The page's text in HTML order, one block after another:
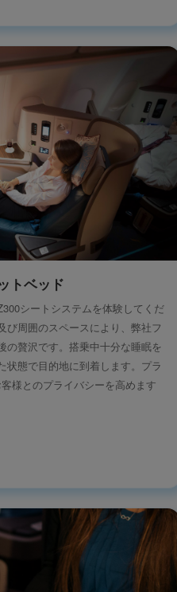
トベッド
シートシステムを体験してくだ
び周囲のスペースにより、弊社フ
の贅沢です。搭乗中十分な睡眠を
状態で目的地に到着します。プラ
様とのプライバシーを高めます